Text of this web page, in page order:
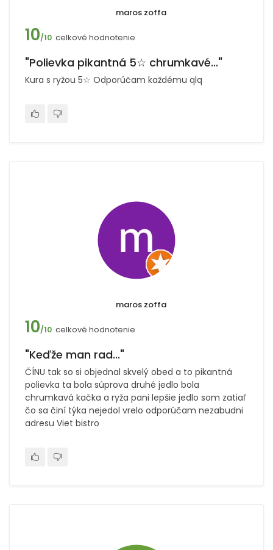
maros zoffa
10/10 celkové hodnotenie
"Polievka pikantná 5☆ chrumkavé..."
Kura s ryžou 5☆ Odporúčam každému qlq
maros zoffa
10/10 celkové hodnotenie
"Keďže man rad..."
ČÍNU tak so si objednal skvelý obed a to pikantná
polievka ta bola súprova druhé jedlo bola
chrumkavá kačka a ryža pani lepšie jedlo som zatiaľ
čo sa činí týka nejedol vrelo odporúčam nezabudni
adresu Viet bistro